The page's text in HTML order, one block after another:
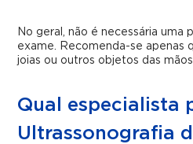
No geral, não é necessária uma
exame. Recomenda-se apenas
joias ou outros objetos das
Qual especialista
Ultrassonografia